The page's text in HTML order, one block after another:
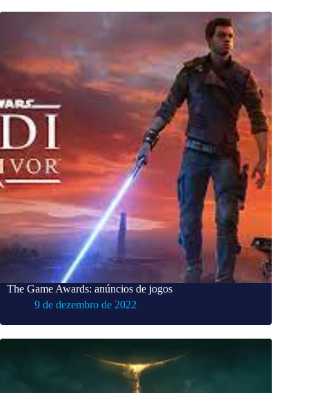
The Game Awards: anúncios de jogos
9 de dezembro de 2022